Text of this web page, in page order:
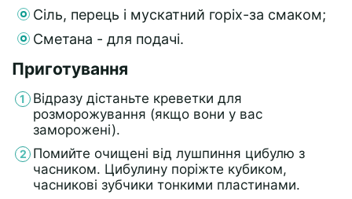
Сіль, перець і мускатний горіх-за смаком;
Сметана - для подачі.
Приготування
Відразу дістаньте креветки для
розморожування (якщо вони у вас
заморожені).
Помийте очищені від лушпиння цибулю з
часником. Цибулину поріжте кубиком,
часникові зубчики тонкими пластинами.